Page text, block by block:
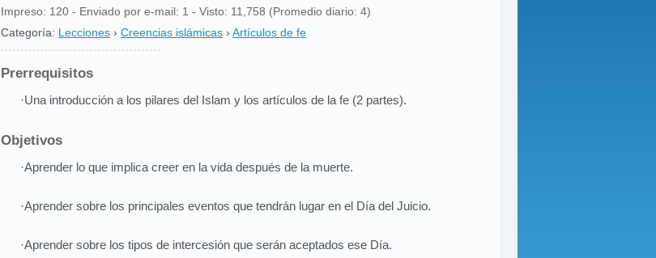
Impreso: 120 - Enviado por e-mail: 1 - Visto: 11,758 (Promedio diario: 4)
Categoría: Lecciones › Creencias islámicas › Artículos de fe
Prerrequisitos
·Una introducción a los pilares del Islam y los artículos de la fe (2 partes).
Objetivos
·Aprender lo que implica creer en la vida después de la muerte.
·Aprender sobre los principales eventos que tendrán lugar en el Día del Juicio.
·Aprender sobre los tipos de intercesión que serán aceptados ese Día.